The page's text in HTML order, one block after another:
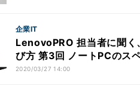
企業IT
LenovoPRO 担当者に聞く
び方 第3回 ノートPCのス
2020/03/27 14:00